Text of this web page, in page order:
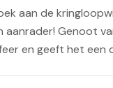
aan de
aanrader! Genoot
en geeft het een